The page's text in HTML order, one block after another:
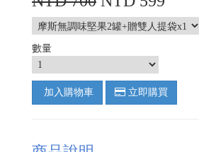
數量
加入購物車 立即購買